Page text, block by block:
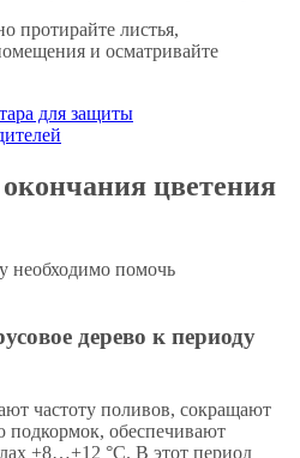
протирайте листья,
и осматривайте
для защиты
цветения
необходимо помочь
дерево к периоду
частоту поливов, сокращают
подкормок, обеспечивают
+8…+12 °C. В этот период